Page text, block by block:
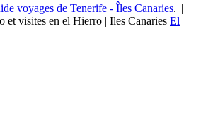
voyages de Tenerife - Îles Canaries. ||
et visites en el Hierro | Iles Canaries El